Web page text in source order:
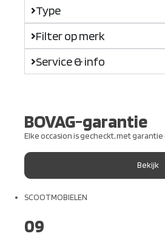
Type
Filter op merk
Service & info
BOVAG-garantie
Elke occasion is gecheckt, met garantie
Bekijk
SCOOTMOBIELEN
09